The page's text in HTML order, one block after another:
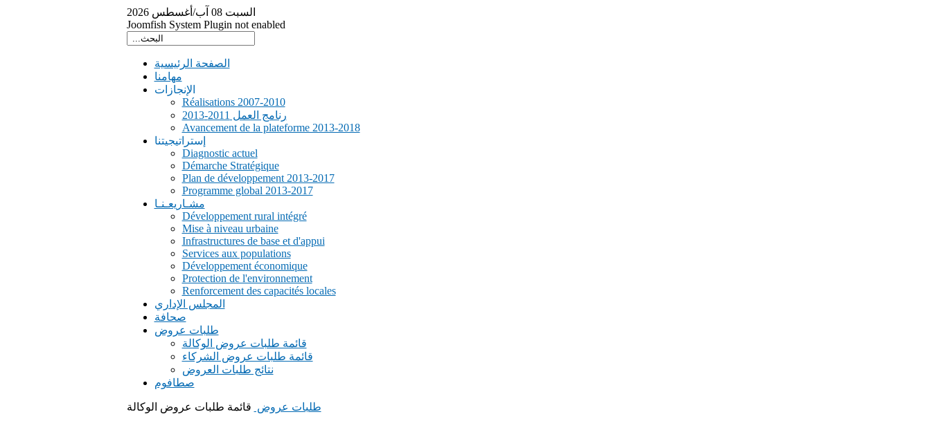
السبت 08 آب/أغسطس 2026
Joomfish System Plugin not enabled
الصفحة الرئيسية
مهامنا
الإنجازات
Réalisations 2007-2010
رنامج العمل 2011-2013
Avancement de la plateforme 2013-2018
إستراتيجيتنا
Diagnostic actuel
Démarche Stratégique
Plan de développement 2013-2017
Programme global 2013-2017
مشـاريعـنـا
Développement rural intégré
Mise à niveau urbaine
Infrastructures de base et d'appui
Services aux populations
Développement économique
Protection de l'environnement
Renforcement des capacités locales
المجلس الإداري
صحافة
طلبات عروض
قائمة طلبات عروض الوكالة
قائمة طلبات عروض الشركاء
نتائج طلبات العروض
صطافوم
طلبات عروض قائمة طلبات عروض الوكالة